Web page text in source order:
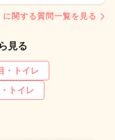
に関する質問一覧を見る
見る
・トイレ
トイレ